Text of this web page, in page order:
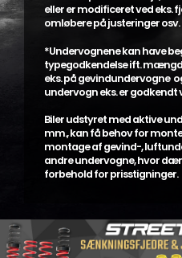
eller er modificeret ved eks.
omløbere på justeringer osv.
*Undervognene kan have
typegodkendelse ift.
eks. på gevindundervogne
undervogn eks. er
Biler udstyret med aktive
mm., kan få behov for
montage af gevind-,
andre undervogne, hvor
forbehold for prisstigninger.